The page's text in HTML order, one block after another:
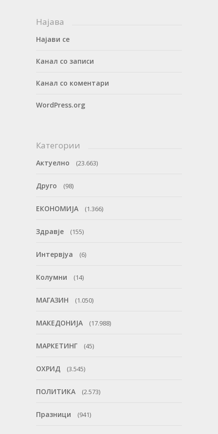
Најава
Најави се
Канал со записи
Канал со коментари
WordPress.org
Категории
Актуелно (23.663)
Друго (98)
ЕКОНОМИЈА (1.366)
Здравје (155)
Интервјуа (6)
Колумни (14)
МАГАЗИН (1.050)
МАКЕДОНИЈА (17.988)
МАРКЕТИНГ (45)
ОХРИД (3.545)
ПОЛИТИКА (2.573)
Празници (941)